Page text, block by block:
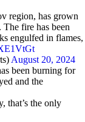
region, has grown
fire has been
engulfed in flames,
August 20, 2024
been burning for
and the
that’s the only